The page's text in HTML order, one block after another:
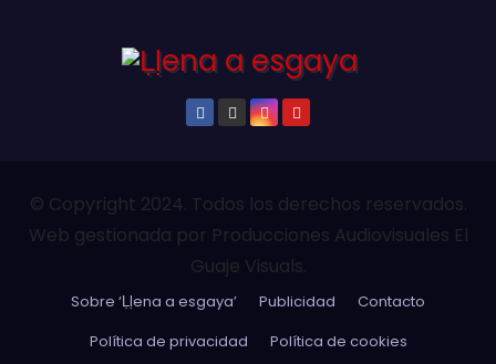
© Copyright 2024. Todos los derechos reservados.
Web gestionada por Producciones Audiovisuales El
Guaje Visuals.
Sobre ‘Ḷḷena a esgaya’ Publicidad
Contacto
Política de privacidad
Política de cookies